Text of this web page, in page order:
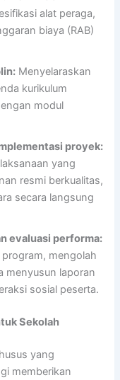
alat peraga,
biaya (RAB)
Menyelaraskan
kurikulum
modul
proyek:
yang
resmi berkualitas,
secara langsung
evaluasi performa:
mengolah
menyusun laporan
sosial peserta.
Sekolah
yang
memberikan